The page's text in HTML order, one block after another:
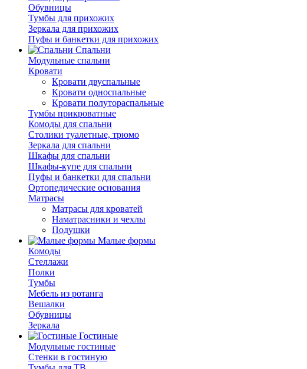
Обувницы
Тумбы для прихожих
Зеркала для прихожих
Пуфы и банкетки для прихожих
Спальни
Модульные спальни
Кровати
Кровати двуспальные
Кровати односпальные
Кровати полутораспальные
Тумбы прикроватные
Комоды для спальни
Столики туалетные, трюмо
Зеркала для спальни
Шкафы для спальни
Шкафы-купе для спальни
Пуфы и банкетки для спальни
Ортопедические основания
Матрасы
Матрасы для кроватей
Наматрасники и чехлы
Подушки
Малые формы
Комоды
Стеллажи
Полки
Тумбы
Мебель из ротанга
Вешалки
Обувницы
Зеркала
Гостиные
Модульные гостиные
Стенки в гостиную